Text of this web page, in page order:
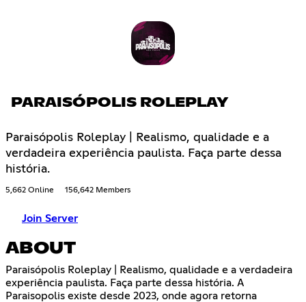
PARAISÓPOLIS ROLEPLAY
Paraisópolis Roleplay | Realismo, qualidade e a
verdadeira experiência paulista. Faça parte dessa
história.
5,662 Online 156,642 Members
Join Server
ABOUT
Paraisópolis Roleplay | Realismo, qualidade e a verdadeira
experiência paulista. Faça parte dessa história. A
Paraisopolis existe desde 2023, onde agora retorna